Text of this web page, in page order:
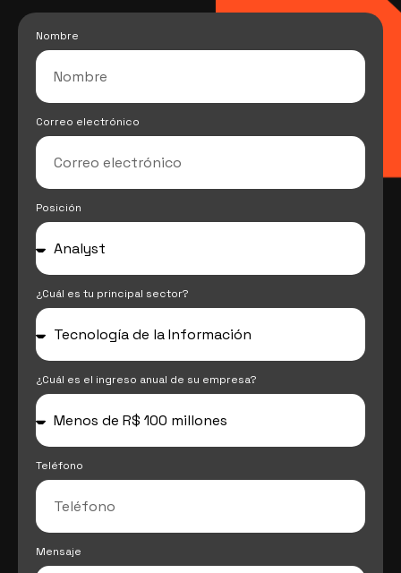
Nombre
Correo electrónico
Posición
¿Cuál es tu principal sector?
¿Cuál es el ingreso anual de su empresa?
Teléfono
Mensaje